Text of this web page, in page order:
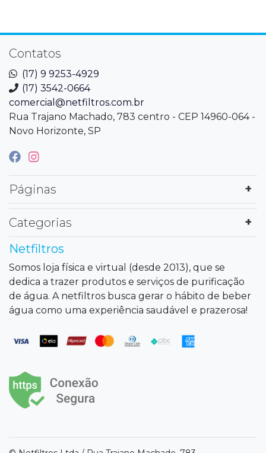
Contatos
(17) 9 9253-4929
(17) 3542-0664
comercial@netfiltros.com.br
Rua Trajano Machado, 783 centro - CEP 14960-064 -
Novo Horizonte, SP
Páginas
Categorias
Netfiltros
Somos loja física e virtual (desde 2013), que se
dedica a trazer produtos e serviços de purificação
de água. A netfiltros busca gerar o hábito de beber
água como uma experiência saudável e prazerosa!